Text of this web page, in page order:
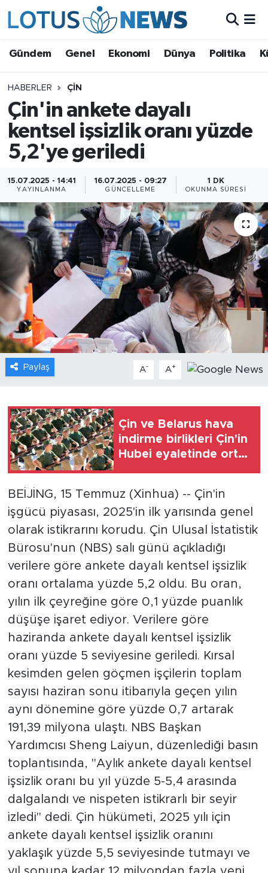
Gündem Genel Ekonomi Dünya Politika
HABERLER ÇIN
Çin'in ankete dayalı
kentsel işsizlik oranı yüzde
5,2'ye geriledi
15.07.2025 - 14:41
YAYINLANMA
16.07.2025 - 09:27
GÜNCELLEME
1 DK
OKUNMA SÜRESI
Paylaş A- A+
Çin ve Belarus hava
indirme birlikleri Çin'in
Hubei eyaletinde ortak
BEİJİNG, 15 Temmuz (Xinhua) -- Çin'in
işgücü piyasası, 2025'in ilk yarısında genel
olarak istikrarını korudu. Çin Ulusal İstatistik
Bürosu'nun (NBS) salı günü açıkladığı
verilere göre ankete dayalı kentsel işsizlik
oranı ortalama yüzde 5,2 oldu. Bu oran,
yılın ilk çeyreğine göre 0,1 yüzde puanlık
düşüşe işaret ediyor. Verilere göre
haziranda ankete dayalı kentsel işsizlik
oranı yüzde 5 seviyesine geriledi. Kırsal
kesimden gelen göçmen işçilerin toplam
sayısı haziran sonu itibarıyla geçen yılın
aynı dönemine göre yüzde 0,7 artarak
191,39 milyona ulaştı. NBS Başkan
Yardımcısı Sheng Laiyun, düzenlediği basın
toplantısında, "Aylık ankete dayalı kentsel
işsizlik oranı bu yıl yüzde 5-5,4 arasında
dalgalandı ve nispeten istikrarlı bir seyir
izledi" dedi. Çin hükümeti, 2025 yılı için
ankete dayalı kentsel işsizlik oranını
yaklaşık yüzde 5,5 seviyesinde tutmayı ve
Ekonomi
Dünya
Politika
Bilim ve Teknoloji
Çin Fuarları
Gündem
Video
Sağlık
Xinhua
Xinhua Türkiye
Seyahat